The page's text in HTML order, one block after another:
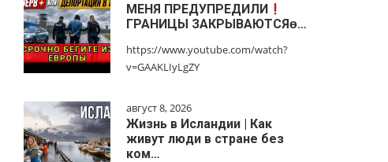
МЕНЯ ПРЕДУПРЕДИЛИ
ГРАНИЦЫ ЗАКРЫВАЮТСЯɵ…
https://www.youtube.com/watch?
v=GAAKLIyLgZY
август 8, 2026
Жизнь в Исландии | Как
живут люди в стране без
ком…